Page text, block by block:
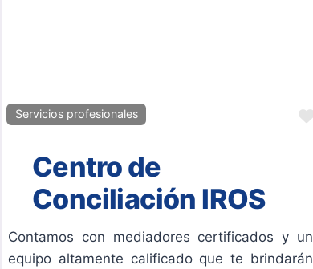
Servicios profesionales
Centro de
Conciliación IROS
Contamos con mediadores certificados y un
equipo altamente calificado que te brindarán